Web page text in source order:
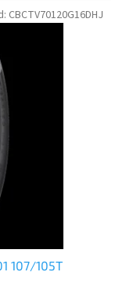
107/105T
CBCTV70120G16DHJ